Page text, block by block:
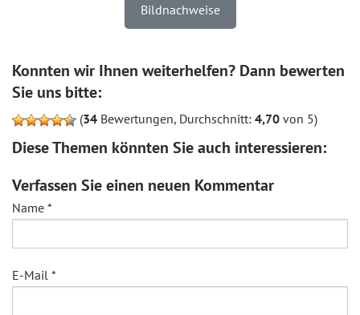
Bildnachweise
Konnten wir Ihnen weiterhelfen? Dann bewerten
Sie uns bitte:
(34 Bewertungen, Durchschnitt: 4,70 von 5)
Diese Themen könnten Sie auch interessieren:
Verfassen Sie einen neuen Kommentar
Name *
E-Mail *